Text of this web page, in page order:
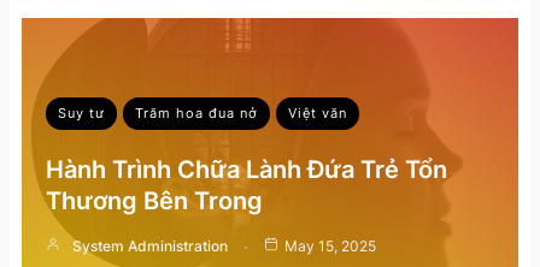
Suy tư Trăm hoa đua nở Việt văn
Hành Trình Chữa Lành Đứa Trẻ Tổn
Thương Bên Trong
System Administration May 15, 2025